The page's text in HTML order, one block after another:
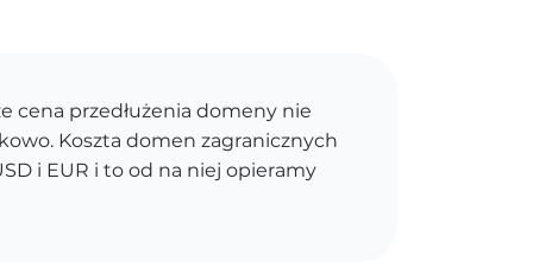
cena przedłużenia domeny nie
Koszta domen zagranicznych
i EUR i to od na niej opieramy